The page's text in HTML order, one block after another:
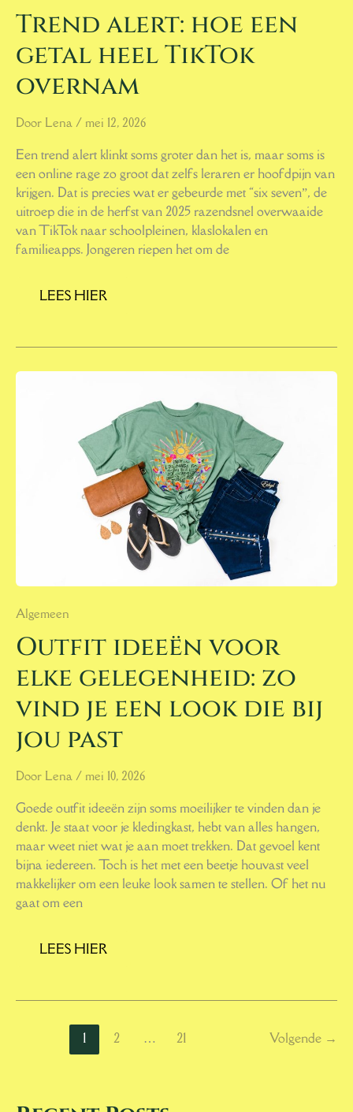
Trend alert: hoe een
getal heel TikTok
overnam
Door Lena / mei 12, 2026
Een trend alert klinkt soms groter dan het is, maar soms is
een online rage zo groot dat zelfs leraren er hoofdpijn van
krijgen. Dat is precies wat er gebeurde met “six seven”, de
uitroep die in de herfst van 2025 razendsnel overwaaide
van TikTok naar schoolpleinen, klaslokalen en
familieapps. Jongeren riepen het om de
LEES HIER
Algemeen
Outfit ideeën voor
elke gelegenheid: zo
vind je een look die bij
jou past
Door Lena / mei 10, 2026
Goede outfit ideeën zijn soms moeilijker te vinden dan je
denkt. Je staat voor je kledingkast, hebt van alles hangen,
maar weet niet wat je aan moet trekken. Dat gevoel kent
bijna iedereen. Toch is het met een beetje houvast veel
makkelijker om een leuke look samen te stellen. Of het nu
gaat om een
OUTFIT
GELEGENHEID:
LEES HIER
1 2 … 21 Volgende →